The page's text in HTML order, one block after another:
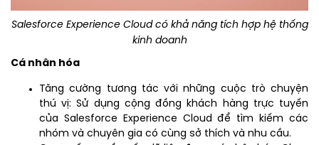
Salesforce Experience Cloud có khả năng tích hợp hệ thống
kinh doanh
Cá nhân hóa
Tăng cường tương tác với những cuộc trò chuyện
thú vị: Sử dụng cộng đồng khách hàng trực tuyến
của Salesforce Experience Cloud để tìm kiếm các
nhóm và chuyên gia có cùng sở thích và nhu cầu.